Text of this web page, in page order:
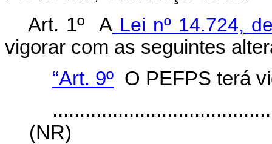
Art. 1º ALei nº 14.724,
vigorar com as seguintes
“Art. 9º O PEFPS terá
(NR)